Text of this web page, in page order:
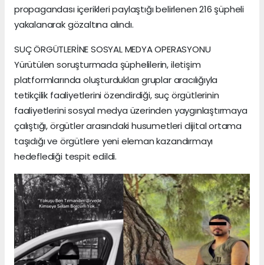
propagandası içerikleri paylaştığı belirlenen 216 şüpheli
yakalanarak gözaltına alındı.
SUÇ ÖRGÜTLERİNE SOSYAL MEDYA OPERASYONU
Yürütülen soruşturmada şüphelilerin, iletişim
platformlarında oluşturdukları gruplar aracılığıyla
tetikçilik faaliyetlerini özendirdiği, suç örgütlerinin
faaliyetlerini sosyal medya üzerinden yaygınlaştırmaya
çalıştığı, örgütler arasındaki husumetleri dijital ortama
taşıdığı ve örgütlere yeni eleman kazandırmayı
hedeflediği tespit edildi.